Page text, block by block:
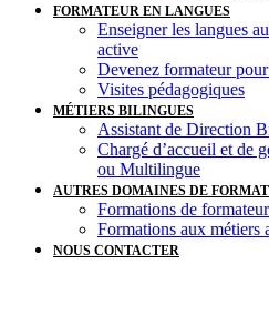
FORMATEUR EN LANGUES
Enseigner les langues
active
Devenez formateur
Visites pédagogiques
MÉTIERS BILINGUES
Assistant de Direction
Chargé d’accueil et de
ou Multilingue
AUTRES DOMAINES DE
Formations de
Formations aux métiers
NOUS CONTACTER